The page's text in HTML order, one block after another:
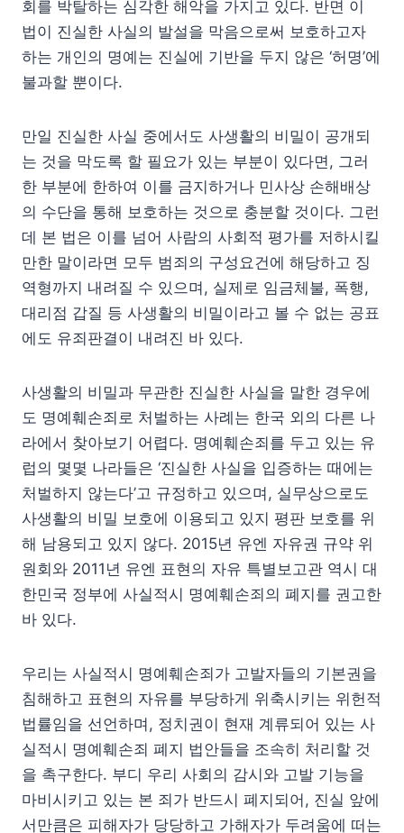
회를 박탈하는 심각한 해악을 가지고 있다. 반면 이
법이 진실한 사실의 발설을 막음으로써 보호하고자
하는 개인의 명예는 진실에 기반을 두지 않은 ‘허명’에
불과할 뿐이다.
만일 진실한 사실 중에서도 사생활의 비밀이 공개되
는 것을 막도록 할 필요가 있는 부분이 있다면, 그러
한 부분에 한하여 이를 금지하거나 민사상 손해배상
의 수단을 통해 보호하는 것으로 충분할 것이다. 그런
데 본 법은 이를 넘어 사람의 사회적 평가를 저하시킬
만한 말이라면 모두 범죄의 구성요건에 해당하고 징
역형까지 내려질 수 있으며, 실제로 임금체불, 폭행,
대리점 갑질 등 사생활의 비밀이라고 볼 수 없는 공표
에도 유죄판결이 내려진 바 있다.
사생활의 비밀과 무관한 진실한 사실을 말한 경우에
도 명예훼손죄로 처벌하는 사례는 한국 외의 다른 나
라에서 찾아보기 어렵다. 명예훼손죄를 두고 있는 유
럽의 몇몇 나라들은 ‘진실한 사실을 입증하는 때에는
처벌하지 않는다’고 규정하고 있으며, 실무상으로도
사생활의 비밀 보호에 이용되고 있지 평판 보호를 위
해 남용되고 있지 않다. 2015년 유엔 자유권 규약 위
원회와 2011년 유엔 표현의 자유 특별보고관 역시 대
한민국 정부에 사실적시 명예훼손죄의 폐지를 권고한
바 있다.
우리는 사실적시 명예훼손죄가 고발자들의 기본권을
침해하고 표현의 자유를 부당하게 위축시키는 위헌적
법률임을 선언하며, 정치권이 현재 계류되어 있는 사
실적시 명예훼손죄 폐지 법안들을 조속히 처리할 것
을 촉구한다. 부디 우리 사회의 감시와 고발 기능을
마비시키고 있는 본 죄가 반드시 폐지되어, 진실 앞에
서만큼은 피해자가 당당하고 가해자가 두려움에 떠는